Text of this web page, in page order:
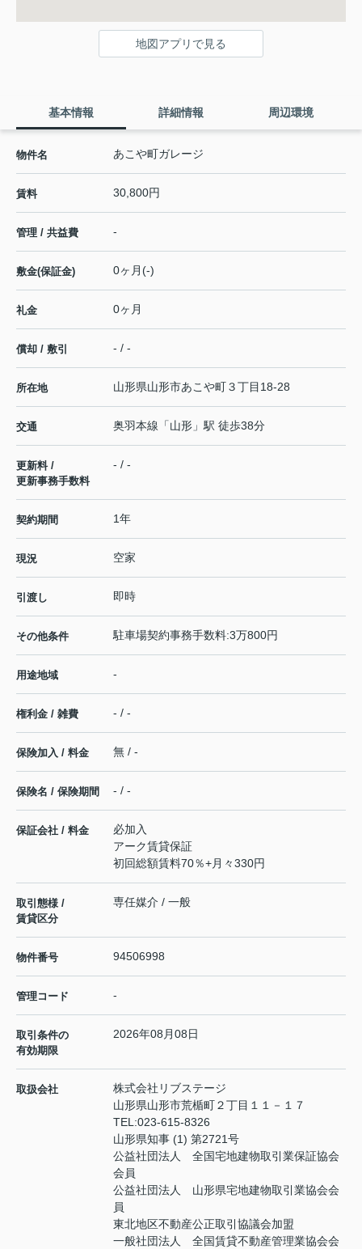
地図アプリで見る
基本情報 詳細情報 周辺環境
物件名 あこや町ガレージ
賃料 30,800円
管理 / 共益費 -
敷金(保証金) 0ヶ月(-)
礼金 0ヶ月
償却 / 敷引 - / -
所在地 山形県山形市あこや町３丁目18-28
交通 奥羽本線 「山形 」駅 徒歩38分
更新料 /
更新事務手数料
- / -
契約期間 1年
現況 空家
引渡し 即時
その他条件 駐車場契約事務手数料:3万800円
用途地域 -
権利金 / 雑費 - / -
保険加入 / 料金 無 / -
保険名 / 保険期間 - / -
保証会社 / 料金
必加入
アーク賃貸保証
初回総額賃料70％+月々330円
取引態様 /
賃貸区分
専任媒介 / 一般
物件番号 94506998
管理コード -
取引条件の
有効期限
2026年08月08日
取扱会社
株式会社リブステージ
山形県山形市荒楯町２丁目１１－１７
TEL:023-615-8326
山形県知事 (1) 第2721号
公益社団法人 全国宅地建物取引業保証協会
会員
公益社団法人 山形県宅地建物取引業協会会
員
東北地区不動産公正取引協議会加盟
一般社団法人 全国賃貸不動産管理業協会会